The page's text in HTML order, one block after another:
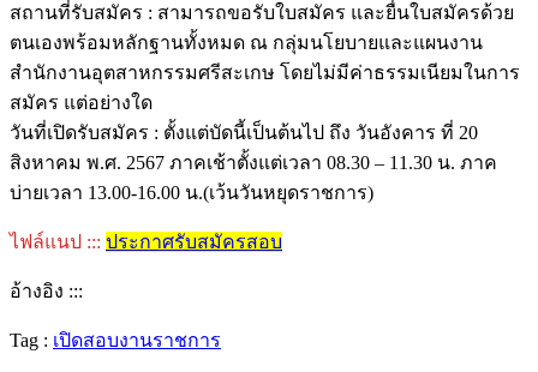
สถานที่รับสมัคร : สามารถขอรับใบสมัคร และยื่นใบสมัครด้วย
ตนเองพร้อมหลักฐานทั้งหมด ณ กลุ่มนโยบายและแผนงาน
สำนักงานอุตสาหกรรมศรีสะเกษ โดยไม่มีค่าธรรมเนียมในการ
สมัคร แต่อย่างใด
วันที่เปิดรับสมัคร : ตั้งแต่บัดนี้เป็นต้นไป ถึง วันอังคาร ที่ 20
สิงหาคม พ.ศ. 2567 ภาคเช้าตั้งแต่เวลา 08.30 – 11.30 น. ภาค
บ่ายเวลา 13.00-16.00 น.(เว้นวันหยุดราชการ)
ไฟล์แนป ::: ประกาศรับสมัครสอบ
อ้างอิง :::
Tag : เปิดสอบงานราชการ